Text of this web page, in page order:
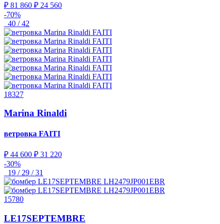
₽ 81 860 ₽ 24 560
-70%
40 / 42
18327
Marina Rinaldi
ветровка FAITI
₽ 44 600 ₽ 31 220
-30%
19 / 29 / 31
15780
LE17SEPTEMBRE